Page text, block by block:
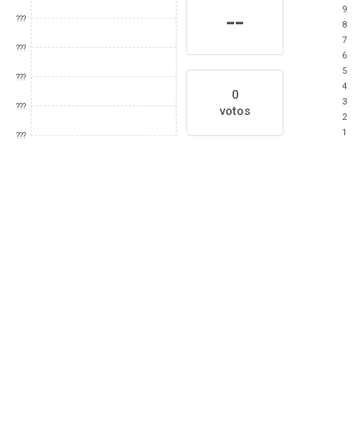
???
???
???
???
???
--
0
votos
9
8
7
6
5
4
3
2
1